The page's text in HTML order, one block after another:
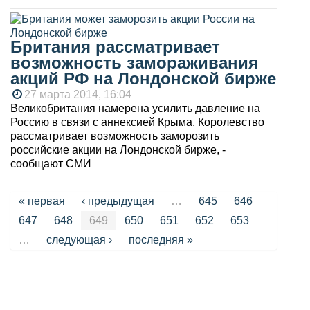
Британия рассматривает
возможность замораживания
акций РФ на Лондонской бирже
27 марта 2014, 16:04
Великобритания намерена усилить давление на
Россию в связи с аннексией Крыма. Королевство
рассматривает возможность заморозить
российские акции на Лондонской бирже, -
сообщают СМИ
Страницы
« первая ‹ предыдущая … 645
646
647
648 649 650 651 652
653
…
следующая › последняя »